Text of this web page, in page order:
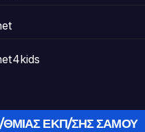
ΕΚΠ/ΣΗΣ ΣΆΜΟΥ